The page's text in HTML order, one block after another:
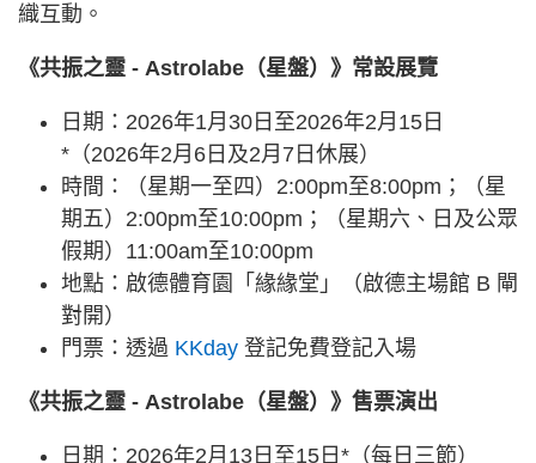
織互動。
《共振之靈 - Astrolabe（星盤）》常設展覽
日期：2026年1月30日至2026年2月15日
*（2026年2月6日及2月7日休展）
時間：（星期一至四）2:00pm至8:00pm；（星
期五）2:00pm至10:00pm；（星期六、日及公眾
假期）11:00am至10:00pm
地點：啟德體育園「緣緣堂」（啟德主場館 B 閘
對開）
門票：透過 KKday 登記免費登記入場
《共振之靈 - Astrolabe（星盤）》售票演出
日期：2026年2月13日至15日*（每日三節）